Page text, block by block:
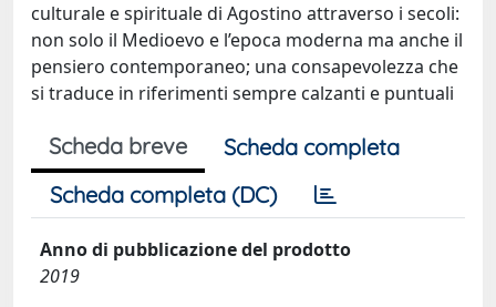
culturale e spirituale di Agostino attraverso i secoli:
non solo il Medioevo e l’epoca moderna ma anche il
pensiero contemporaneo; una consapevolezza che
si traduce in riferimenti sempre calzanti e puntuali
Scheda breve
Scheda completa
Scheda completa (DC)
Anno di pubblicazione del prodotto
2019